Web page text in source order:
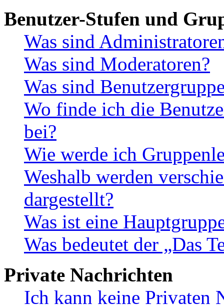
Benutzer-Stufen und
Was sind
Was sind Moderatoren?
Was sind
Wo finde ich die
bei?
Wie werde ich
Weshalb werden
dargestellt?
Was ist eine
Was bedeutet der „Das
Private Nachrichten
Ich kann keine Privaten